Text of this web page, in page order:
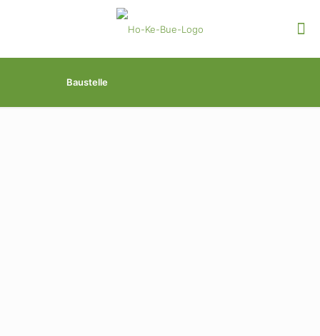
Baustelle